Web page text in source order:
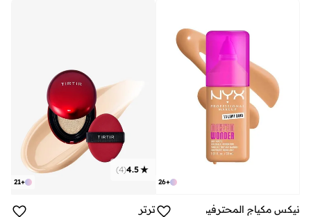
+
26
نيكس مكياج المحترفين
+
21
4.5
(
4
)
ترتر